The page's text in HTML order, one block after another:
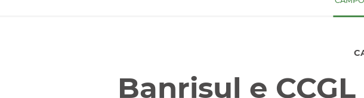
Banrisul e